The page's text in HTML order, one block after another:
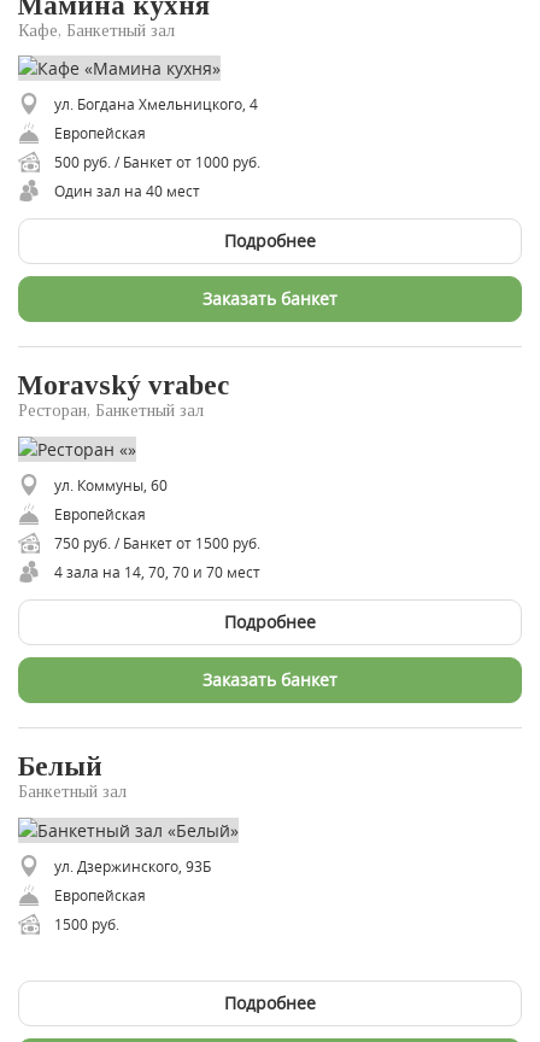
Кафе, Банкетный зал
ул. Богдана Хмельницкого, 4
Европейская
500 руб. / Банкет от 1000 руб.
Один зал на 40 мест
Подробнее
Заказать банкет
Moravský vrabec
Ресторан, Банкетный зал
ул. Коммуны, 60
Европейская
750 руб. / Банкет от 1500 руб.
4 зала на 14, 70, 70 и 70 мест
Подробнее
Заказать банкет
Белый
Банкетный зал
ул. Дзержинского, 93Б
Европейская
1500 руб.
Подробнее